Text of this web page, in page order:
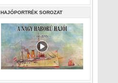
HAJÓPORTRÉK SOROZAT